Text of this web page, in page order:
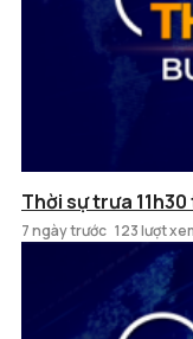
Thời sự trưa
7 ngày trước 123 lượt